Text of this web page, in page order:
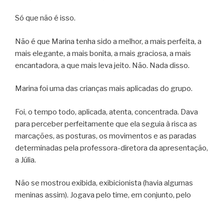
Só que não é isso.
Não é que Marina tenha sido a melhor, a mais perfeita, a
mais elegante, a mais bonita, a mais graciosa, a mais
encantadora, a que mais leva jeito. Não. Nada disso.
Marina foi uma das crianças mais aplicadas do grupo.
Foi, o tempo todo, aplicada, atenta, concentrada. Dava
para perceber perfeitamente que ela seguia à risca as
marcações, as posturas, os movimentos e as paradas
determinadas pela professora-diretora da apresentação,
a Júlia.
Não se mostrou exibida, exibicionista (havia algumas
meninas assim). Jogava pelo time, em conjunto, pelo